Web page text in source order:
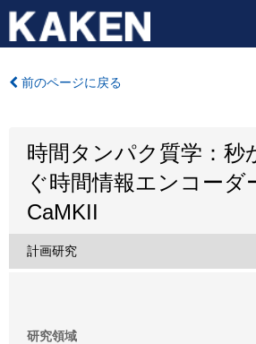
前のページに戻る
時間タンパク質学：秒
ぐ時間情報エンコーダ
CaMKII
計画研究
研究領域